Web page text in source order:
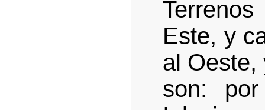
Este, y
al Oeste,
son: